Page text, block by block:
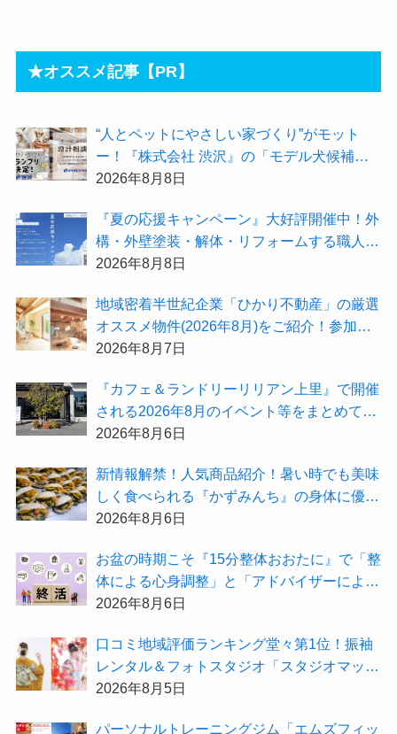
★オススメ記事【PR】
“人とペットにやさしい家づくり”がモット
ー！『株式会社 渋沢』の「モデル犬候補」
が選出されました★『テーマ別 住宅相談
2026年8月8日
『夏の応援キャンペーン』大好評開催中！外
構・外壁塗装・解体・リフォームする職人を
探すなら『街の職人さん.com』がオススメ
2026年8月8日
地域密着半世紀企業「ひかり不動産」の厳選
オススメ物件(2026年8月)をご紹介！参加費
無料『”木の家”新潟工場見学会』のご予約も
2026年8月7日
『カフェ＆ランドリーリリアン上里』で開催
される2026年8月のイベント等をまとめてご
紹介！
2026年8月6日
新情報解禁！人気商品紹介！暑い時でも美味
しく食べられる『かずみんち』の身体に優し
い天然酵母手作り減塩パンを召し上がれ♪
2026年8月6日
お盆の時期こそ『15分整体おおたに』で「整
体による心身調整」と「アドバイザーによる
身辺整理の準備」をしてみませんか？
2026年8月6日
⼝コミ地域評価ランキング堂々第1位！振袖
レンタル＆フォトスタジオ「スタジオマック
ス」がお得な『2026年8月限定キャンペー
2026年8月5日
パーソナルトレーニングジム「エムズフィッ